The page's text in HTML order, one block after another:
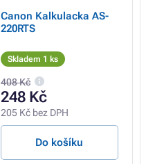
Canon Kalkulacka AS-
220RTS
Skladem 1 ks
408 Kč
248 Kč
205 Kč bez DPH
Do košíku